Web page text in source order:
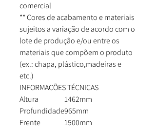
comercial
** Cores de acabamento e materiais
sujeitos a variação de acordo com o
lote de produção e/ou entre os
materiais que compõem o produto
(ex.: chapa, plástico,madeiras e
etc.)
INFORMAÇÕES TÉCNICAS
Altura
1462mm
Profundidade965mm
Frente
1500mm